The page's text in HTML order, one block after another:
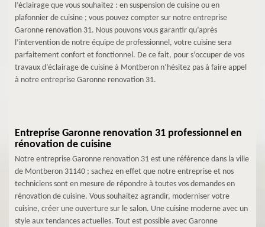
l’éclairage que vous souhaitez : en suspension de cuisine ou en
plafonnier de cuisine ; vous pouvez compter sur notre entreprise
Garonne renovation 31. Nous pouvons vous garantir qu’après
l’intervention de notre équipe de professionnel, votre cuisine sera
parfaitement confort et fonctionnel. De ce fait, pour s’occuper de vos
travaux d’éclairage de cuisine à Montberon n’hésitez pas à faire appel
à notre entreprise Garonne renovation 31.
Entreprise Garonne renovation 31 professionnel en
rénovation de cuisine
Notre entreprise Garonne renovation 31 est une référence dans la ville
de Montberon 31140 ; sachez en effet que notre entreprise et nos
techniciens sont en mesure de répondre à toutes vos demandes en
rénovation de cuisine. Vous souhaitez agrandir, moderniser votre
cuisine, créer une ouverture sur le salon. Une cuisine moderne avec un
style aux tendances actuelles. Tout est possible avec Garonne